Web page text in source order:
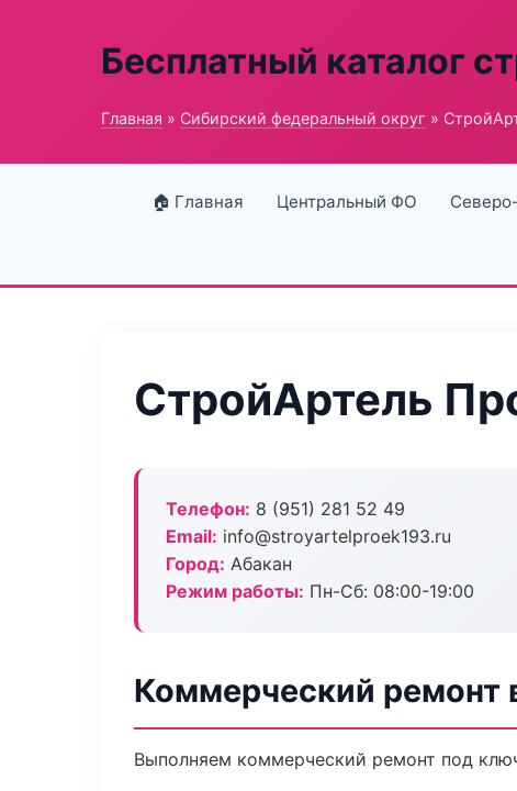
Бесплатный каталог
Главная » Сибирский федеральный округ »
🏠 Главная Центральный ФО
СтройАртель
Телефон: 8 (951) 281 52 49
Email: info@stroyartelproek193.ru
Город: Абакан
Режим работы: Пн-Сб: 08:00-19:00
Коммерческий ремонт
Выполняем коммерческий ремонт под